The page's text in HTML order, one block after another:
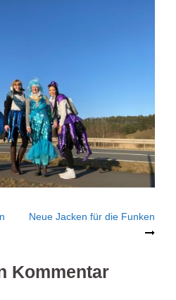
Neue Jacken für die Funken
Kommentar